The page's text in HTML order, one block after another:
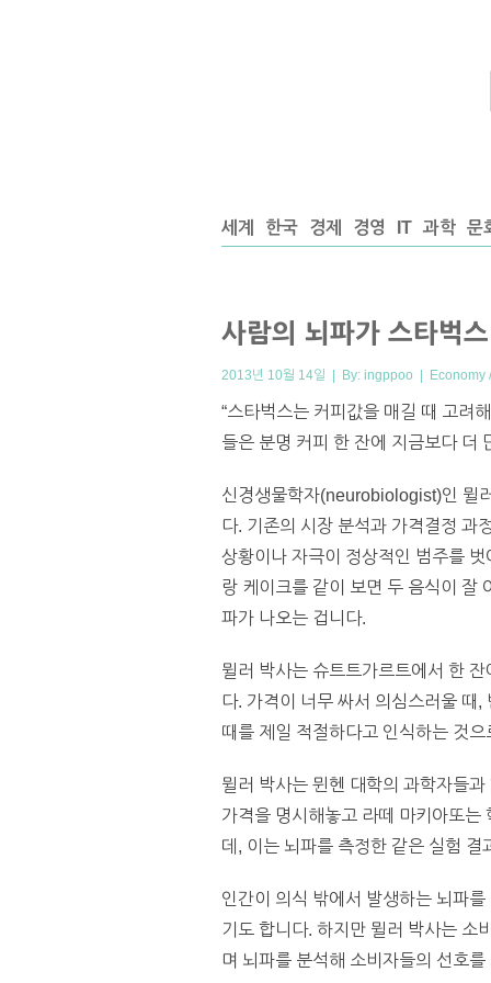
세계 한국 경제 경영 IT 과학 문
사람의 뇌파가 스타벅
2013년 10월 14일 | By: ingppoo | Economy
“스타벅스는 커피값을 매길 때 고려
들은 분명 커피 한 잔에 지금보다 더
신경생물학자(neurobiologist)인 뮐
다. 기존의 시장 분석과 가격결정 과
상황이나 자극이 정상적인 범주를
랑 케이크를 같이 보면 두 음식이 잘
파가 나오는 겁니다.
뮐러 박사는 슈트트가르트에서 한
다. 가격이 너무 싸서 의심스러울 때
때를 제일 적절하다고 인식하는 것
뮐러 박사는 뮌헨 대학의 과학자들
가격을 명시해놓고 라떼 마키아또
데, 이는 뇌파를 측정한 같은 실험
인간이 의식 밖에서 발생하는 뇌파
기도 합니다. 하지만 뮐러 박사는 소
며 뇌파를 분석해 소비자들의 선호